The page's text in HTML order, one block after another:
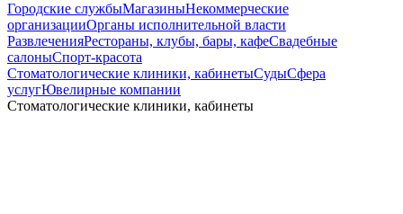
Городские службыМагазиныНекоммерческие
организацииОрганы исполнительной власти
РазвлеченияРестораны, клубы, бары, кафеСвадебные
салоныСпорт-красота
Стоматологические клиники, кабинетыСудыСфера
услугЮвелирные компании
Стоматологические клиники, кабинеты